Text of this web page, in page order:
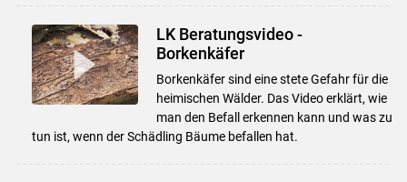
LK Beratungsvideo -
Borkenkäfer
Borkenkäfer sind eine stete Gefahr für die
heimischen Wälder. Das Video erklärt, wie
man den Befall erkennen kann und was zu
tun ist, wenn der Schädling Bäume befallen hat.